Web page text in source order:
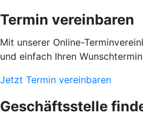
Termin vereinbaren
Mit unserer Online-
und einfach Ihren
Jetzt Termin vereinbaren
Geschäftsstelle